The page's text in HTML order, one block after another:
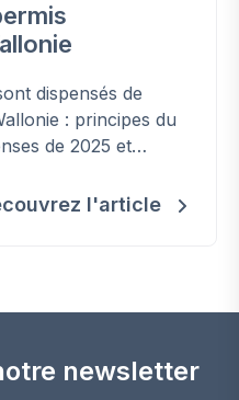
dispensés de
: principes du
de 2025 et
l'article
newsletter